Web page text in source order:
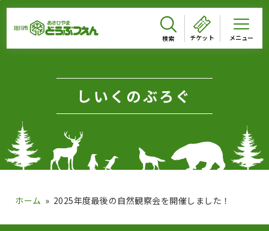
チケット
ページの本文です。
しいくのぶろぐ
ホーム 2025年度最後の自然観察会を開催しました！